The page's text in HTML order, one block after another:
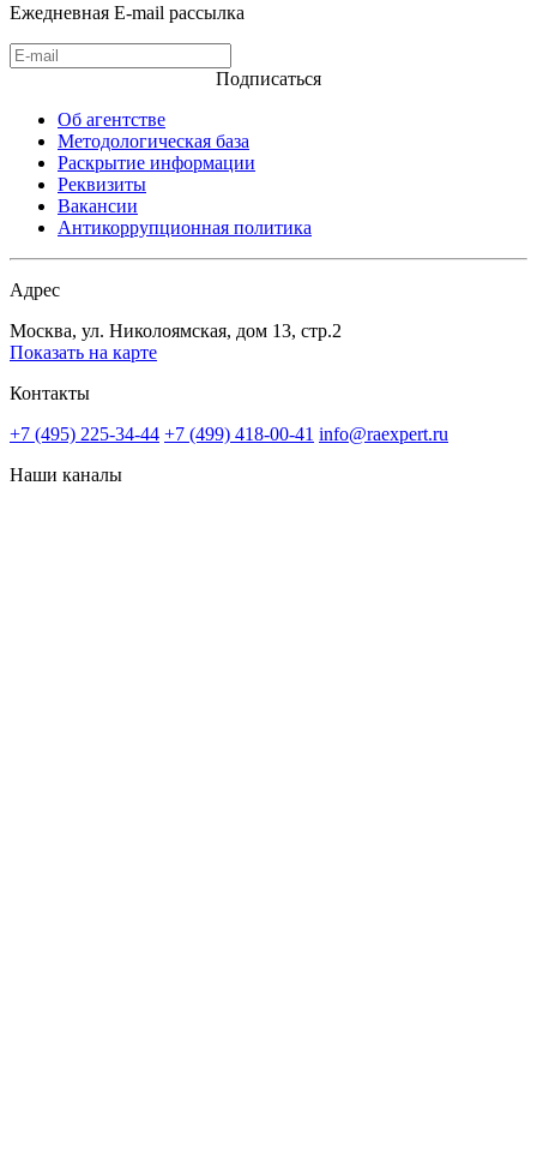
Ежедневная E-mail рассылка
Подписаться
Об агентстве
Методологическая база
Раскрытие информации
Реквизиты
Вакансии
Антикоррупционная политика
Адрес
Москва, ул. Николоямская, дом 13, стр.2
Показать на карте
Контакты
+7 (495) 225-34-44 +7 (499) 418-00-41 info@raexpert.ru
Наши каналы